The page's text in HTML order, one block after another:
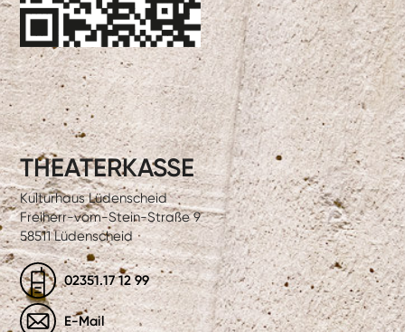
THEATERKASSE
Kulturhaus Lüdenscheid
Freiherr-vom-Stein-Straße 9
58511 Lüdenscheid
02351.17 12 99
E-Mail